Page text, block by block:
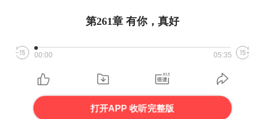
第261章 有你，真好
00:00 05:35
打开APP 收听完整版